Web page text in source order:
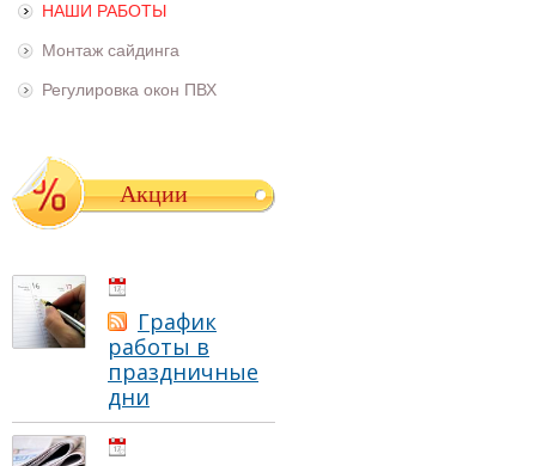
НАШИ РАБОТЫ
Монтаж сайдинга
Регулировка окон ПВХ
Акции
График
работы в
праздничные
дни